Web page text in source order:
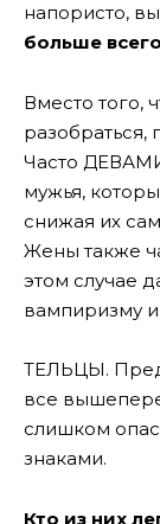
напористо,
больше
Вместо того,
разобраться,
Часто
мужья,
снижая их
Жены также
этом случае
вампиризму
ТЕЛЬЦЫ.
все
слишком
знаками.
Кто из них